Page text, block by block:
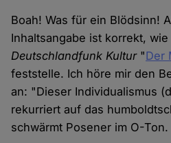
Boah! Was für ein Blödsinn!
Inhaltsangabe ist korrekt,
Deutschlandfunk Kultur"Der
feststelle. Ich höre mir den
an: "Dieser Individualismus
rekurriert auf das
schwärmt Posener im O-Ton.